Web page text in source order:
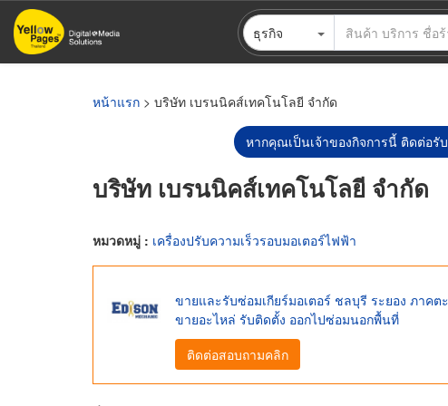
ข้าม
ไป
ธุรกิจ
หน้าแรก > บริษัท เบรนนิคส์เทคโนโลยี จำกัด
หากคุณเป็นเจ้าของกิจการนี้ ติดต่อรั
บริษัท เบรนนิคส์เทคโนโลยี จำกัด
หมวดหมู่ : เครื่องปรับความเร็วรอบมอเตอร์ไฟฟ้า
ขายและรับซ่อมเกียร์มอเตอร์ ชลบุรี ระยอง ภาคต
ขายอะไหล่ รับติดตั้ง ออกไปซ่อมนอกพื้นที่
ติดต่อสอบถามคลิก